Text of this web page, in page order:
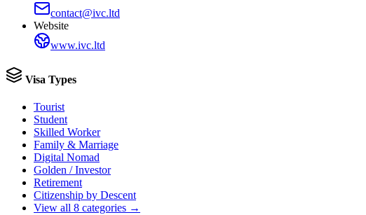
contact@ivc.ltd
Website
www.ivc.ltd
Visa Types
Tourist
Student
Skilled Worker
Family & Marriage
Digital Nomad
Golden / Investor
Retirement
Citizenship by Descent
View all 8 categories →